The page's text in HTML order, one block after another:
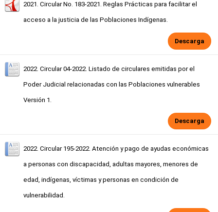
2021. Circular No. 183-2021. Reglas Prácticas para facilitar el
acceso a la justicia de las Poblaciones Indígenas.
Descarga
2022. Circular 04-2022. Listado de circulares emitidas por el
Poder Judicial relacionadas con las Poblaciones vulnerables
Versión 1.
Descarga
2022. Circular 195-2022. Atención y pago de ayudas económicas
a personas con discapacidad, adultas mayores, menores de
edad, indígenas, víctimas y personas en condición de
vulnerabilidad.